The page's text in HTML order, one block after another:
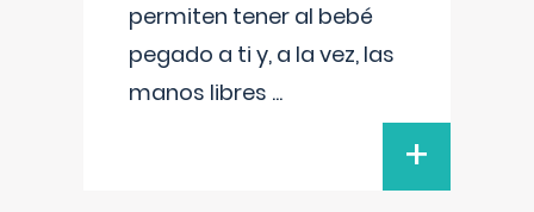
permiten tener al bebé
pegado a ti y, a la vez, las
manos libres ...
+